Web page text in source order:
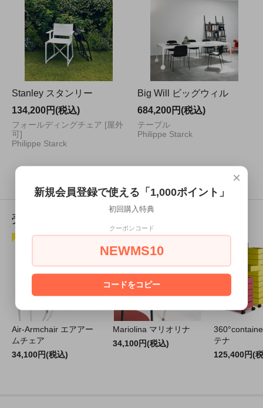
Stanley スタンリー
134,200円(税込)
フォールディングチェア [屋外
可]
Philippe Starck
Big Will ビッグウィル
684,200円(税込)
テーブル
Philippe Starck
売れ筋商品
Air-Armchair エアアー
ムチェア
34,100円(税込)
Mariolina マリオリナ
34,100円(税込)
テナ
125,400円(
×
新規会員登録で使える「1,000ポイント」
初回購入特典
クーポンコード
NEWMS10
コードをコピー